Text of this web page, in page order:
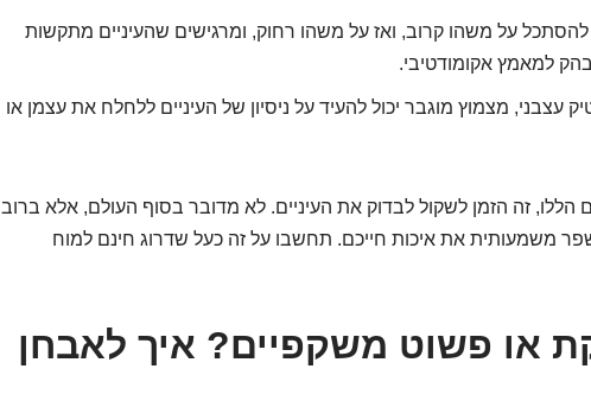
על משהו קרוב, ואז על משהו רחוק, ומרגישים שהעיניים מתקשות
למאמץ אקומודטיבי.
עצבני, מצמוץ מוגבר יכול להעיד על ניסיון של העיניים ללחלח את עצמן או
זה הזמן לשקול לבדוק את העיניים. לא מדובר בסוף העולם, אלא ברוב
משמעותית את איכות חייכם. תחשבו על זה כעל שדרוג חינם למוח
או פשוט משקפיים? איך לאבחן